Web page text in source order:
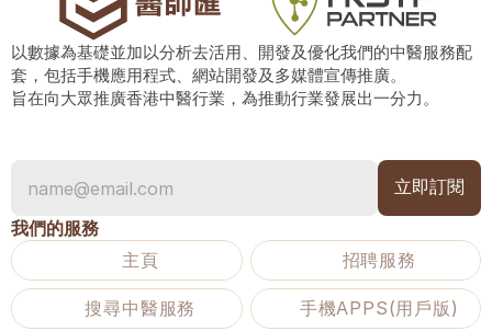
以數據為基礎並加以分析去活用、開發及優化我們的中醫服務配
套，包括手機應用程式、網站開發及多媒體宣傳推廣。
旨在向大眾推廣香港中醫行業，為推動行業發展出一分力。
我們的服務
主頁
招聘服務
搜尋中醫服務 手機APPS(用戶版)